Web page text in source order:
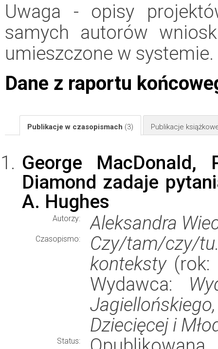
Uwaga - opisy
samych autorów
umieszczone w systemie.
Dane z raportu
Publikacje w czasopismach (3) Publikacje
George MacDonald,
Diamond zadaje
A. Hughes
Autorzy: Aleksandra
Czasopismo:
Czy/tam/
konteksty(rok:
Wydawca:
Dziecięcej i
Status: